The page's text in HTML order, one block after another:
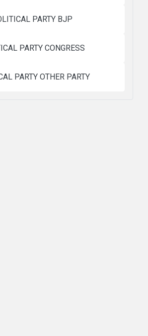
PARTY BJP
PARTY CONGRESS
PARTY OTHER PARTY